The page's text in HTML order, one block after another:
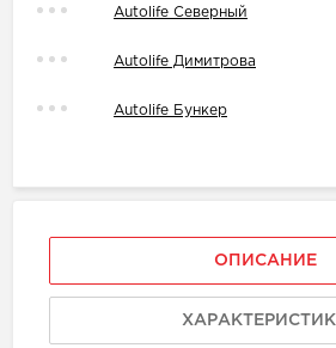
Autolife Северный
Autolife Димитрова
Autolife Бункер
ОПИСАНИЕ